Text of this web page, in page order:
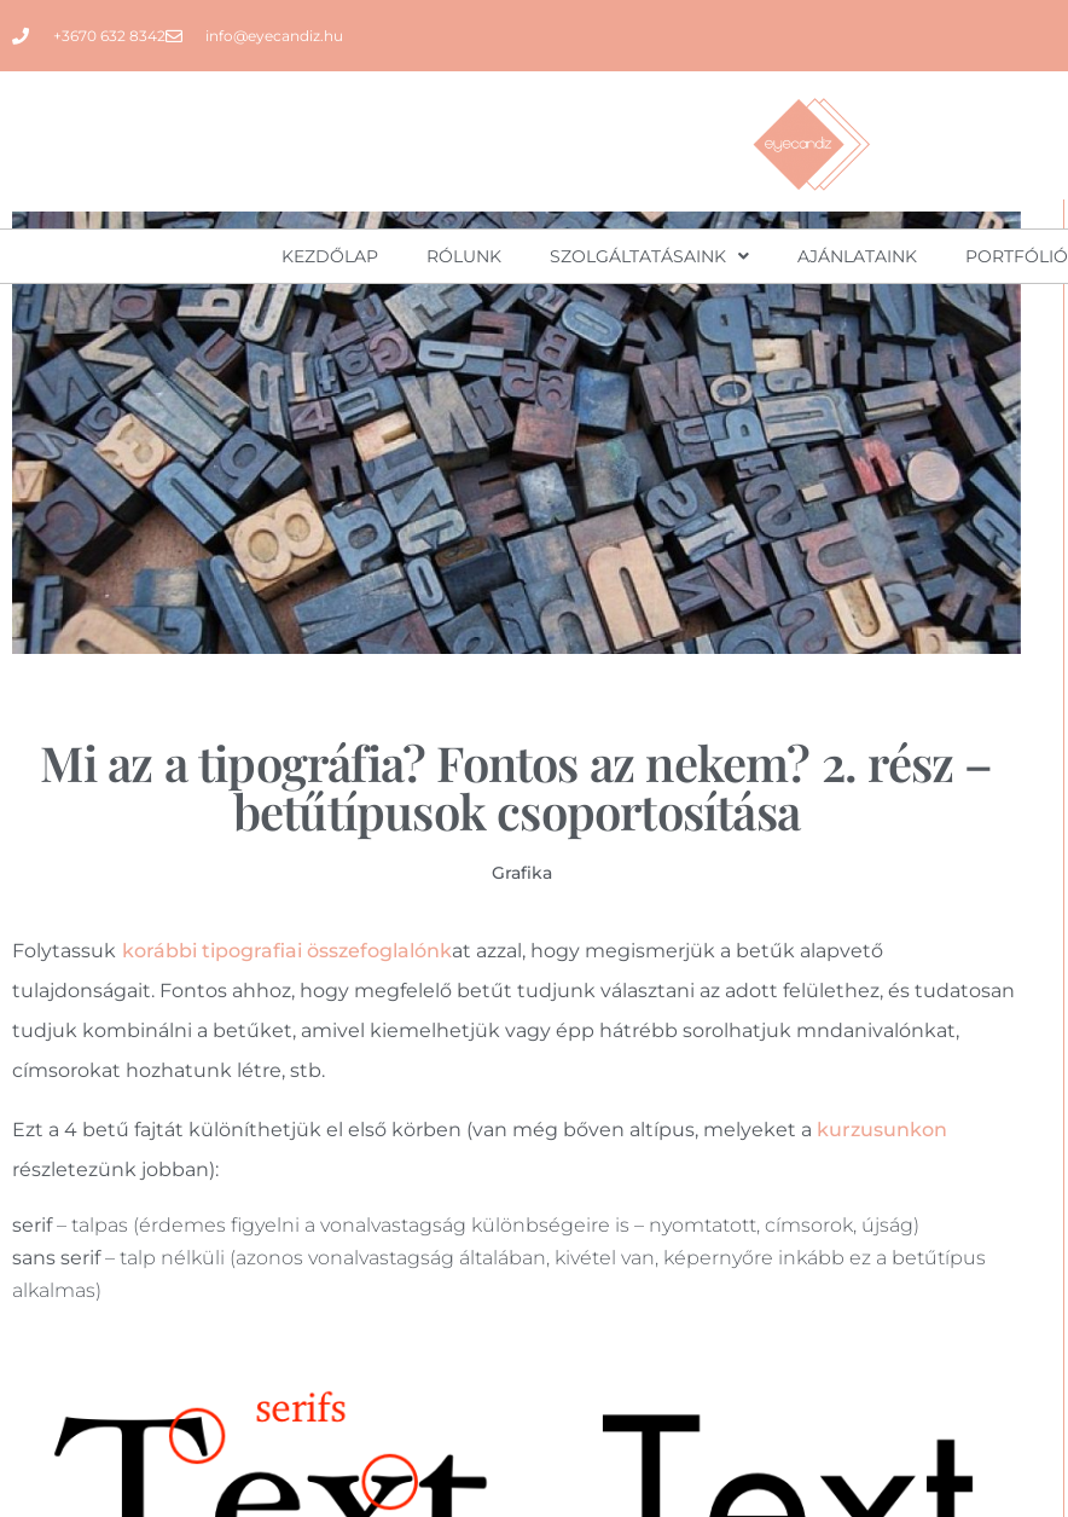
+3670 632 8342 info@eyecandiz.hu
KEZDŐLAP RÓLUNK SZOLGÁLTATÁSAINK AJÁNLATAINK PORTFÓLIÓ
Mi az a tipográfia? Fontos az nekem? 2. rész –
betűtípusok csoportosítása
Grafika
Folytassuk korábbi tipografiai összefoglalónkat azzal, hogy megismerjük a betűk alapvető
tulajdonságait. Fontos ahhoz, hogy megfelelő betűt tudjunk választani az adott felülethez, és tudatosan
tudjuk kombinálni a betűket, amivel kiemelhetjük vagy épp hátrébb sorolhatjuk mndanivalónkat,
címsorokat hozhatunk létre, stb.
Ezt a 4 betű fajtát különíthetjük el első körben (van még bőven altípus, melyeket a kurzusunkon
részletezünk jobban):
serif– talpas (érdemes figyelni a vonalvastagság különbségeire is – nyomtatott, címsorok, újság)
sans serif– talp nélküli (azonos vonalvastagság általában, kivétel van, képernyőre inkább ez a betűtípus
alkalmas)